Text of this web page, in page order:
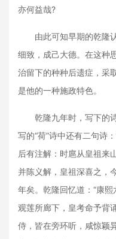
亦何益哉?
由此可知早期的乾隆认
细致，成己大德。在这种
治留下的种种后遗症，采
是他的一种施政特色。
乾隆九年时，写下的诗
写的“荷”诗中还有二句诗
后有注解：时扈从皇祖来
并陈义解，皇祖深喜之，
年矣。乾隆回忆道：“康
观莲所廊下，皇考命予背
侍，皆在旁环听，咸惊颖